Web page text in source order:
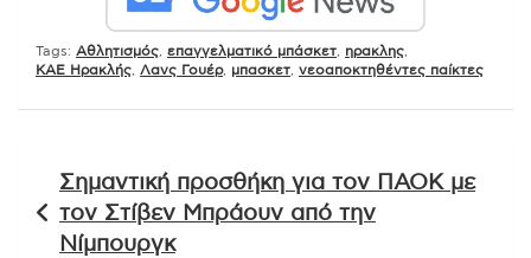
Tags: Αθλητισμός επαγγελματικό μπάσκετ ηρακλης
ΚΑΕ Ηρακλής
Λανς Γουέρ, μπασκετ νεοαποκτηθέντες παίκτες
άρθρων
Σημαντική προσθήκη για τον ΠΑΟΚ με
τον Στίβεν Μπράουν από την
Νίμπουργκ